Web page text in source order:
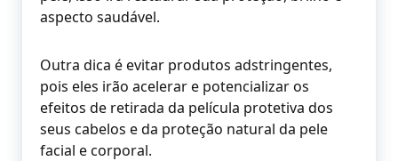
aspecto saudável.
Outra dica é evitar produtos adstringentes,
pois eles irão acelerar e potencializar os
efeitos de retirada da película protetiva dos
seus cabelos e da proteção natural da pele
facial e corporal.